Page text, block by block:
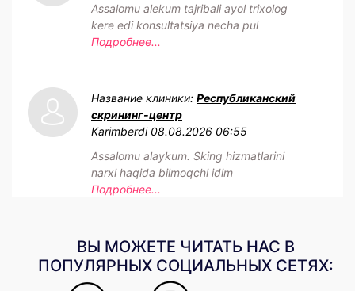
Assalomu alekum tajribali ayol trixolog
kere edi konsultatsiya necha pul
Подробнее...
Название клиники: Республиканский
скрининг-центр
Karimberdi 08.08.2026 06:55
Assalomu alaykum. Sking hizmatlarini
narxi haqida bilmoqchi idim
Подробнее...
ВЫ МОЖЕТЕ ЧИТАТЬ НАС В
ПОПУЛЯРНЫХ СОЦИАЛЬНЫХ СЕТЯХ: